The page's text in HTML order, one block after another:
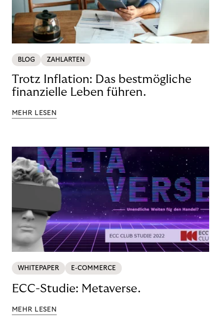
BLOG ZAHLARTEN
Trotz Inflation: Das bestmögliche
finanzielle Leben führen.
MEHR LESEN
WHITEPAPER E-COMMERCE
ECC-Studie: Metaverse.
MEHR LESEN